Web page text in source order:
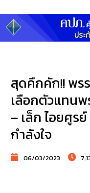
สุดคึกคัก!! พร
เลือกตัวแทนพ
– เล็ก ไอยศูร
กำลังใจ
06/03/2023